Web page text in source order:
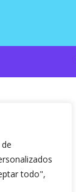
todo",